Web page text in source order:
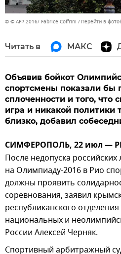
© © AFP 2016/ Fabrice Coffrini Перейти в
Читать в МАКС
Объявив бойкот
спортсмены показали бы
сплоченности и того, что
игра и никакой
близко, добавил
СИМФЕРОПОЛЬ, 22 июл —
После недопуска российских
на Олимпиаду-2016 в Рио
должны проявить
соревнования, заявил
республиканского
национальных и
России Алексей Черняк.
Спортивный арбитражный